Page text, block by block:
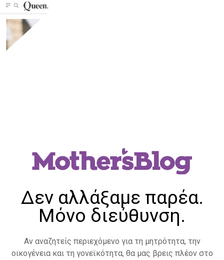
Δεν αλλάξαμε παρέα.
Μόνο διεύθυνση.
Αν αναζητείς περιεχόμενο για τη μητρότητα, την
οικογένεια και τη γονεϊκότητα, θα μας βρεις πλέον στο